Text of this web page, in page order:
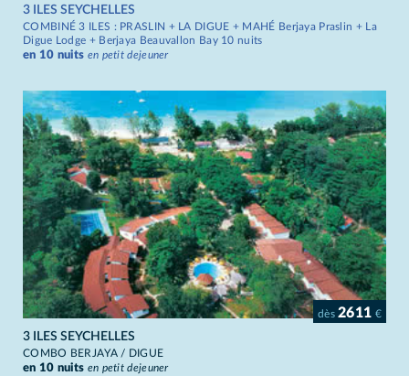
3 ILES SEYCHELLES
COMBINÉ 3 ILES : PRASLIN + LA DIGUE + MAHÉ Berjaya Praslin + La
Digue Lodge + Berjaya Beauvallon Bay 10 nuits
en 10 nuits en petit dejeuner
dès2611 €
3 ILES SEYCHELLES
COMBO BERJAYA / DIGUE
en 10 nuits en petit dejeuner